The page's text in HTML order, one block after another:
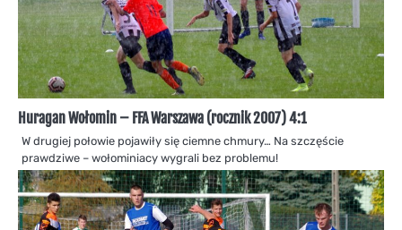
Huragan Wołomin – FFA Warszawa (rocznik 2007) 4:1
W drugiej połowie pojawiły się ciemne chmury… Na szczęście
prawdziwe – wołominiacy wygrali bez problemu!